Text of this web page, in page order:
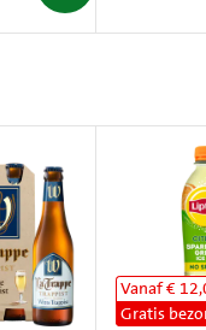
Vanaf €
Gratis